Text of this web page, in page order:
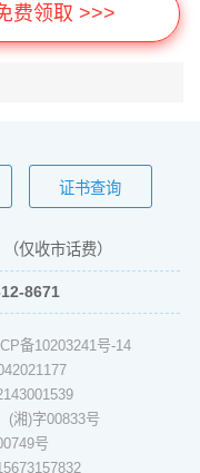
费领取 >>>
证书查询
（仅收市话费）
8671
备10203241号-14
(湘)字00833号
号